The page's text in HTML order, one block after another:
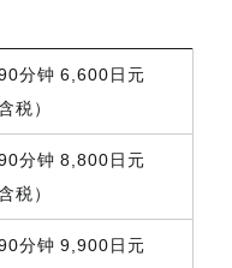
分钟 6,600日元
税）
分钟 8,800日元
税）
分钟 9,900日元